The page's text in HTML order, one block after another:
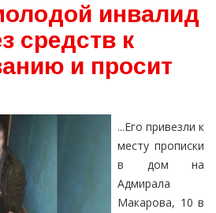
инвалид
средств к
и просит
...Его привезли к
месту прописки
в дом на
Адмирала
Макарова, 10 в